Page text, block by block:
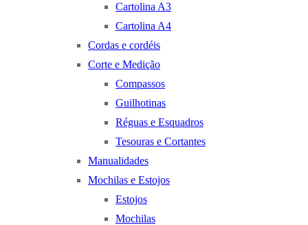
Cartolina A3
Cartolina A4
Cordas e cordéis
Corte e Medição
Compassos
Guilhotinas
Réguas e Esquadros
Tesouras e Cortantes
Manualidades
Mochilas e Estojos
Estojos
Mochilas